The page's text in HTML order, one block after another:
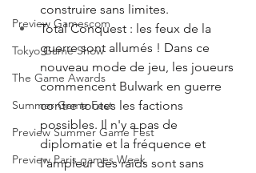
Preview Gamescom
Tokyo Game Show
The Game Awards
Summer Game Fest
Preview Summer Game Fest
Preview Paris games Week
construire sans limites.
Total Conquest : les feux de la
guerre sont allumés ! Dans ce
nouveau mode de jeu, les joueurs
commencent Bulwark en guerre
contre toutes les factions
possibles. Il n'y a pas de
diplomatie et la fréquence et
l'ampleur des raids sont sans